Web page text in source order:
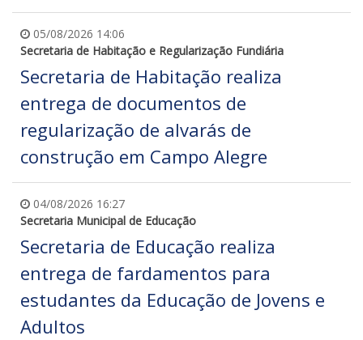
05/08/2026 14:06
Secretaria de Habitação e Regularização Fundiária
Secretaria de Habitação realiza
entrega de documentos de
regularização de alvarás de
construção em Campo Alegre
04/08/2026 16:27
Secretaria Municipal de Educação
Secretaria de Educação realiza
entrega de fardamentos para
estudantes da Educação de Jovens e
Adultos